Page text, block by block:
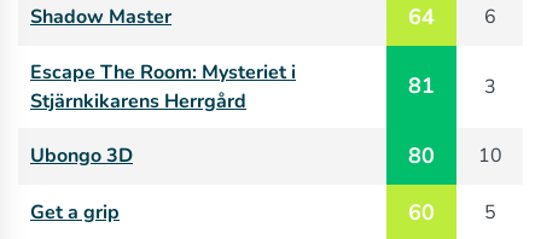
Shadow Master 64 6
Escape The Room: Mysteriet i
Stjärnkikarens Herrgård
81 3
Ubongo 3D 80 10
Get a grip 60 5